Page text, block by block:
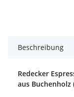
Beschreibung
Redecker
aus Buchenholz